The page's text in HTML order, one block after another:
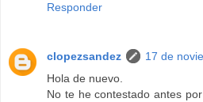
Responder
clopezsandez
17 de
Hola de nuevo.
No te he contestado antes